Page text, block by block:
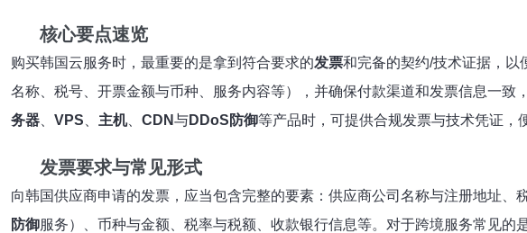
核心要点速览
购买韩国云服务时，最重要的是拿到符合要求的发票和完备的契约/技术证据，以
名称、税号、开票金额与币种、服务内容等），并确保付款渠道和发票信息一
务器
VPS 主机、 CDN与DDoS防御等产品时，可提供合规发票与技术凭证，
发票要求与常见形式
向韩国供应商申请的发票，应当包含完整的要素：供应商公司名称与注册地址
防御服务）、币种与金额、税率与税额、收款银行信息等。对于跨境服务常见